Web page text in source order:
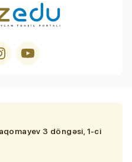
3 döngəsi, 1-ci